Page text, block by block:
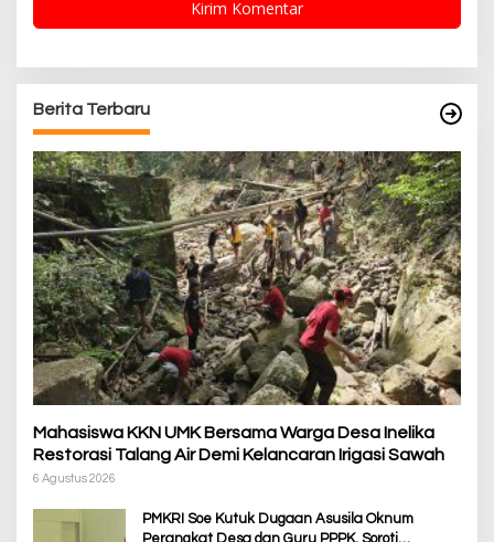
Berita Terbaru
Mahasiswa KKN UMK Bersama Warga Desa Inelika
Restorasi Talang Air Demi Kelancaran Irigasi Sawah
6 Agustus 2026
PMKRI Soe Kutuk Dugaan Asusila Oknum